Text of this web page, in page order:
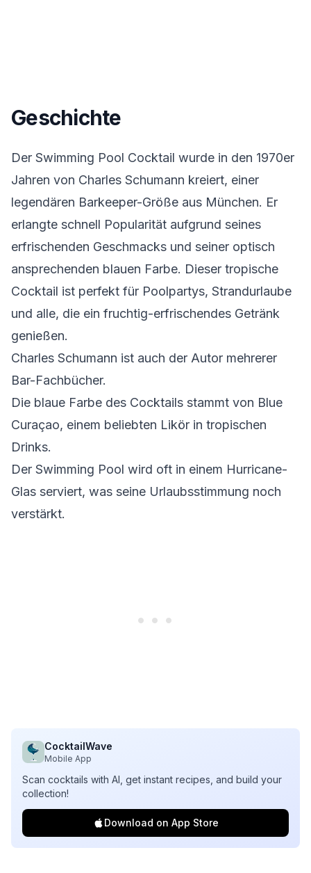
Geschichte
Der Swimming Pool Cocktail wurde in den 1970er
Jahren von Charles Schumann kreiert, einer
legendären Barkeeper-Größe aus München. Er
erlangte schnell Popularität aufgrund seines
erfrischenden Geschmacks und seiner optisch
ansprechenden blauen Farbe. Dieser tropische
Cocktail ist perfekt für Poolpartys, Strandurlaube
und alle, die ein fruchtig-erfrischendes Getränk
genießen.
Charles Schumann ist auch der Autor mehrerer
Bar-Fachbücher.
Die blaue Farbe des Cocktails stammt von Blue
Curaçao, einem beliebten Likör in tropischen
Drinks.
Der Swimming Pool wird oft in einem Hurricane-
Glas serviert, was seine Urlaubsstimmung noch
verstärkt.
CocktailWave
Mobile App
Scan cocktails with AI, get instant recipes, and build your
collection!
Download on App Store